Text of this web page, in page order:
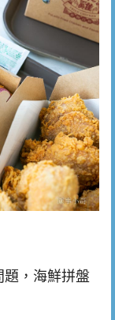
題，海鮮拼盤